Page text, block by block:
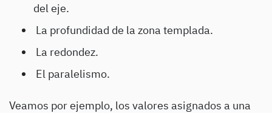
del eje.
La profundidad de la zona templada.
La redondez.
El paralelismo.
Veamos por ejemplo, los valores asignados a una